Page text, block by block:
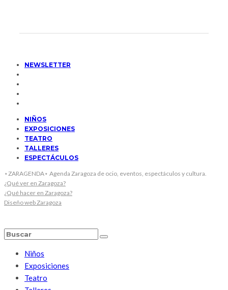
NEWSLETTER
NIÑOS
EXPOSICIONES
TEATRO
TALLERES
ESPECTÁCULOS
⋆ZARAGENDA⋆ Agenda Zaragoza de ocio, eventos, espectáculos y cultura.
¿Qué ver en Zaragoza?
¿Qué hacer en Zaragoza?
Diseño web Zaragoza
Niños
Exposiciones
Teatro